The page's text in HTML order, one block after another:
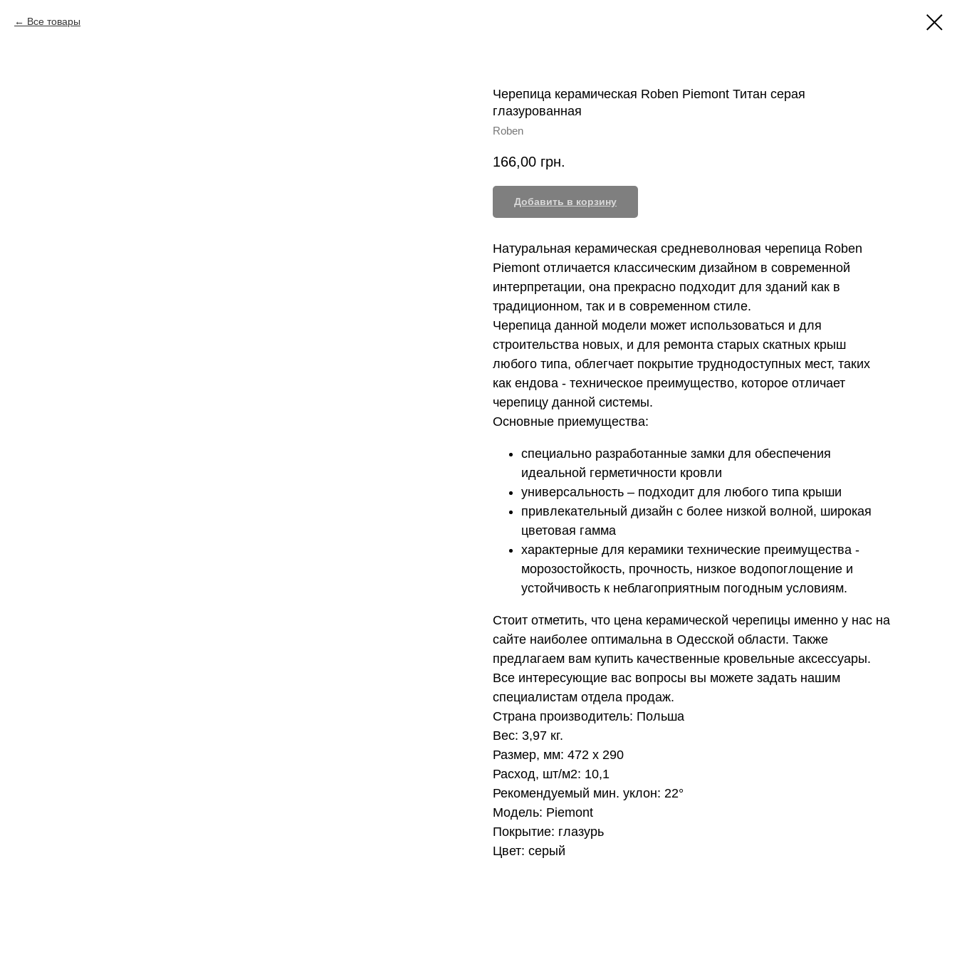
Все товары
Черепица керамическая Roben Piemont Титан серая
глазурованная
Roben
166,00 грн.
Добавить в корзину
Натуральная керамическая средневолновая черепица Roben
Piemont отличается классическим дизайном в современной
интерпретации, она прекрасно подходит для зданий как в
традиционном, так и в современном стиле.
Черепица данной модели может использоваться и для
строительства новых, и для ремонта старых скатных крыш
любого типа, облегчает покрытие труднодоступных мест, таких
как ендова - техническое преимущество, которое отличает
черепицу данной системы.
Основные приемущества:
специально разработанные замки для обеспечения
идеальной герметичности кровли
универсальность – подходит для любого типа крыши
привлекательный дизайн с более низкой волной, широкая
цветовая гамма
характерные для керамики технические преимущества -
морозостойкость, прочность, низкое водопоглощение и
устойчивость к неблагоприятным погодным условиям.
Стоит отметить, что цена керамической черепицы именно у нас на
сайте наиболее оптимальна в Одесской области. Также
предлагаем вам купить качественные кровельные аксессуары.
Все интересующие вас вопросы вы можете задать нашим
специалистам отдела продаж.
Страна производитель: Польша
Вес: 3,97 кг.
Размер, мм: 472 х 290
Расход, шт/м2: 10,1
Рекомендуемый мин. уклон: 22°
Модель: Piemont
Покрытие: глазурь
Цвет: серый